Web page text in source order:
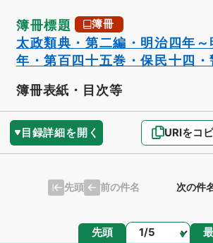
簿冊標題 簿冊
太政類典・第二編・明治四年～
年・第百四十五巻・保民十四・
簿冊表紙・目次等
目録詳細を開く URIをコ
先頭 前の件名 次の件
先頭 ページ